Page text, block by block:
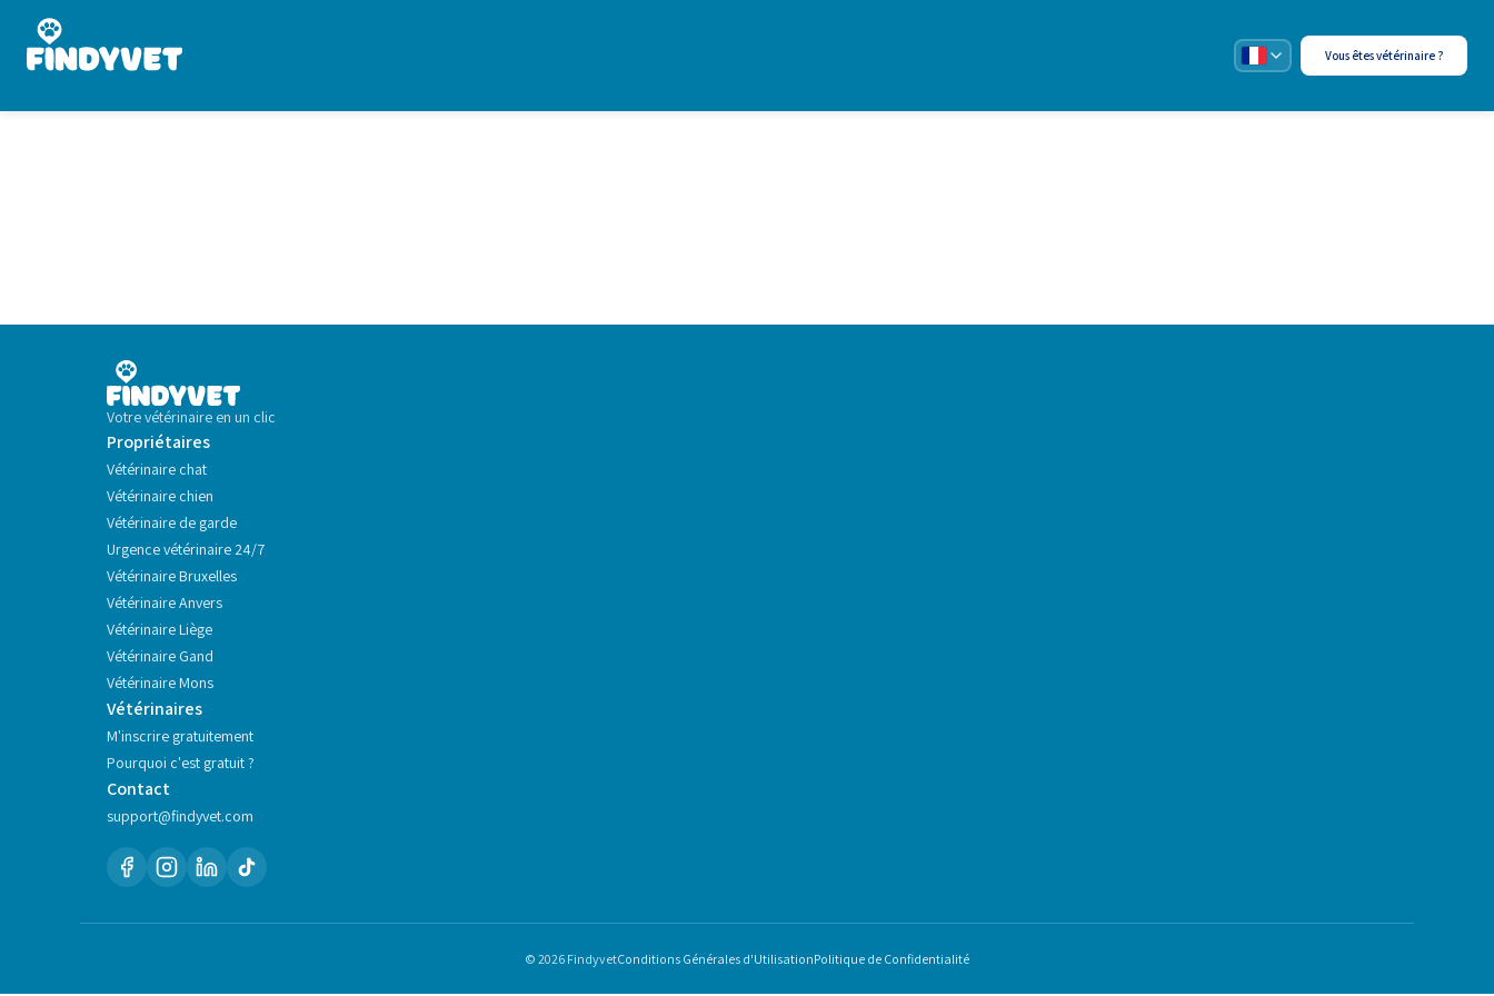
Vous êtes vétérinaire ?
Votre vétérinaire en un clic
Propriétaires
Vétérinaire chat
Vétérinaire chien
Vétérinaire de garde
Urgence vétérinaire 24/7
VétérinaireBruxelles
VétérinaireAnvers
VétérinaireLiège
Vétérinaire Gand
VétérinaireMons
Vétérinaires
M'inscrire gratuitement
Pourquoi c'est gratuit ?
Contact
support@findyvet.com
© 2026 FindyvetConditions Générales d'UtilisationPolitique de Confidentialité